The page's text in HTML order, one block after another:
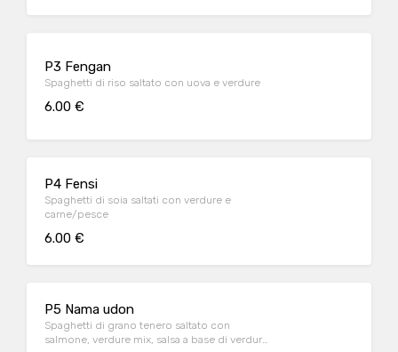
P3 Fengan
Spaghetti di riso saltato con uova e verdure
6.00 €
P4 Fensi
Spaghetti di soia saltati con verdure e
carne/pesce
6.00 €
P5 Nama udon
Spaghetti di grano tenero saltato con
salmone, verdure mix, salsa a base di verdure